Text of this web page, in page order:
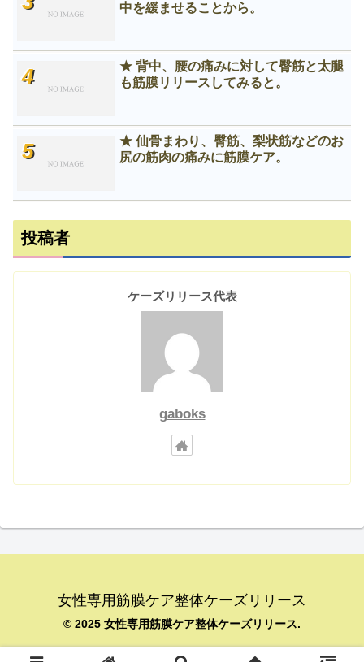
中を緩ませることから。
★ 背中、腰の痛みに対して臀筋と太腿
も筋膜リリースしてみると。
★ 仙骨まわり、臀筋、梨状筋などのお
尻の筋肉の痛みに筋膜ケア。
投稿者
ケーズリリース代表
gaboks
女性専用筋膜ケア整体ケーズリリース
© 2025 女性専用筋膜ケア整体ケーズリリース.